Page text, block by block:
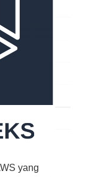
yang